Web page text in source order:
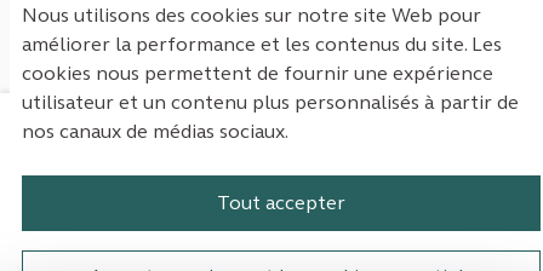
Nous utilisons des cookies sur notre site Web pour
améliorer la performance et les contenus du site. Les
cookies nous permettent de fournir une expérience
utilisateur et un contenu plus personnalisés à partir de
nos canaux de médias sociaux.
Tout accepter
Mentions légales
Paramètres des cookies
Plateforme de participation de la
Plateforme de participation de la
Plateforme de participation
Plateforme de